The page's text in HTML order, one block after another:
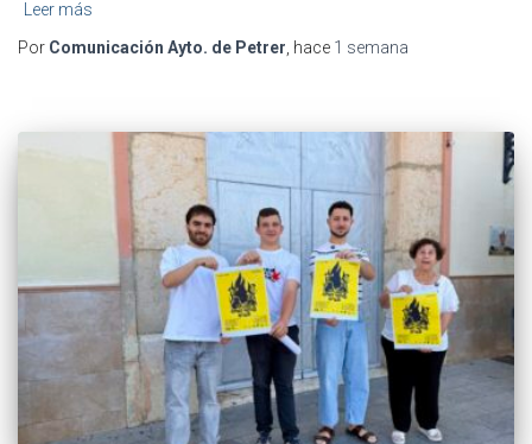
Leer más
Por Comunicación Ayto. de Petrer, hace 1 semana